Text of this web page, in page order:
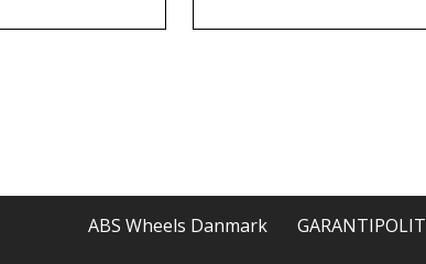
ABS Wheels Danmark